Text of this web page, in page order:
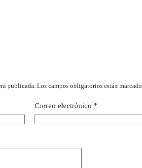
publicada. Los campos obligatorios están
Correo electrónico *